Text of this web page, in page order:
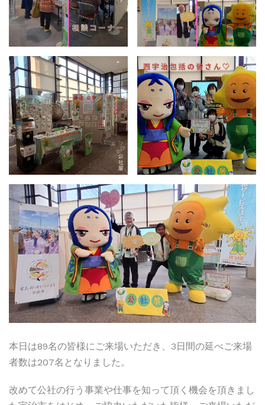
本日は89名の皆様にご来場いただき、3日間の延べご来場
者数は207名となりました。
改めて公社の行う事業や仕事を知って頂く機会を頂きまし